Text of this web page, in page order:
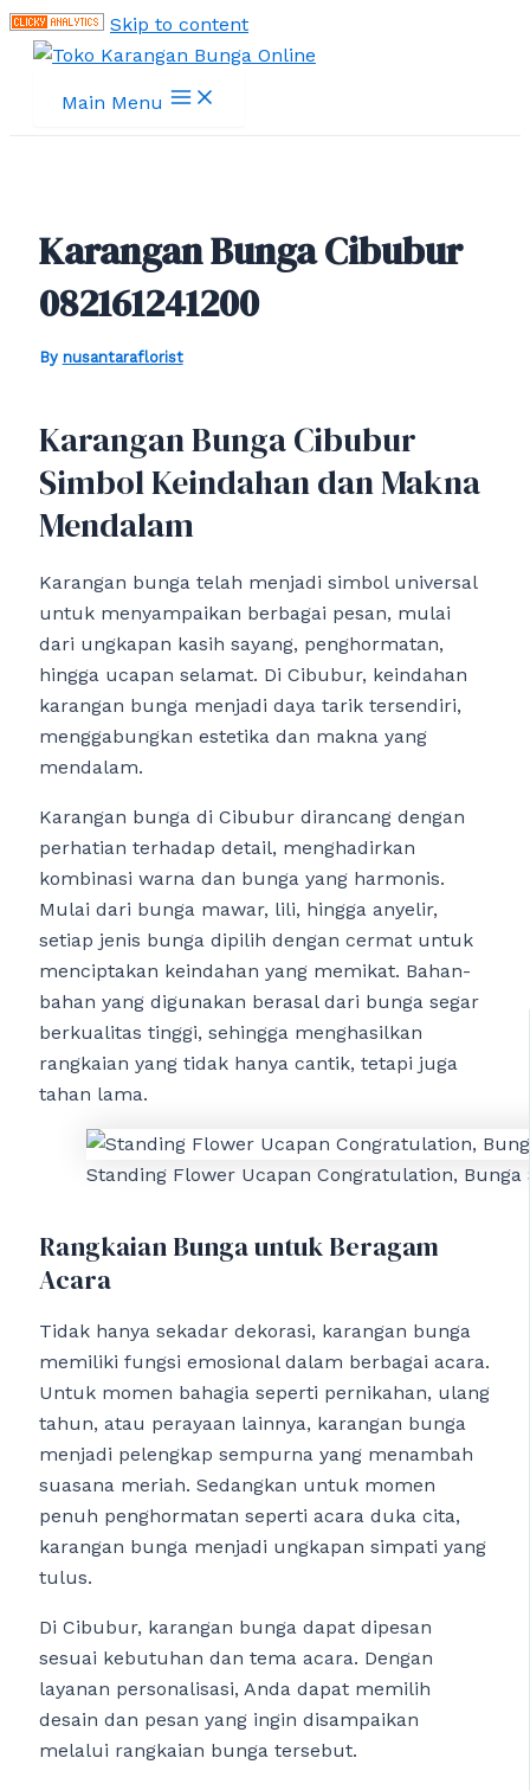
Skip to content
Main Menu
Karangan Bunga Cibubur
082161241200
By nusantaraflorist
Karangan Bunga Cibubur
Simbol Keindahan dan Makna
Mendalam
Karangan bunga telah menjadi simbol universal
untuk menyampaikan berbagai pesan, mulai
dari ungkapan kasih sayang, penghormatan,
hingga ucapan selamat. Di Cibubur, keindahan
karangan bunga menjadi daya tarik tersendiri,
menggabungkan estetika dan makna yang
mendalam.
Karangan bunga di Cibubur dirancang dengan
perhatian terhadap detail, menghadirkan
kombinasi warna dan bunga yang harmonis.
Mulai dari bunga mawar, lili, hingga anyelir,
setiap jenis bunga dipilih dengan cermat untuk
menciptakan keindahan yang memikat. Bahan-
bahan yang digunakan berasal dari bunga segar
berkualitas tinggi, sehingga menghasilkan
rangkaian yang tidak hanya cantik, tetapi juga
tahan lama.
Standing Flower Ucapan Congratulation,
Rangkaian Bunga untuk Beragam
Acara
Tidak hanya sekadar dekorasi, karangan bunga
memiliki fungsi emosional dalam berbagai acara.
Untuk momen bahagia seperti pernikahan, ulang
tahun, atau perayaan lainnya, karangan bunga
menjadi pelengkap sempurna yang menambah
suasana meriah. Sedangkan untuk momen
penuh penghormatan seperti acara duka cita,
karangan bunga menjadi ungkapan simpati yang
tulus.
Di Cibubur, karangan bunga dapat dipesan
sesuai kebutuhan dan tema acara. Dengan
layanan personalisasi, Anda dapat memilih
desain dan pesan yang ingin disampaikan
melalui rangkaian bunga tersebut.